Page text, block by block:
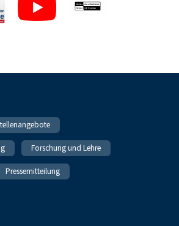
Forschung und Lehre
Pressemitteilung